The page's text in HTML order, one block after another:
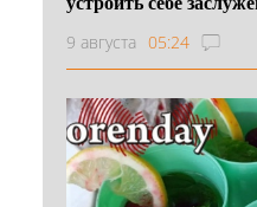
9 августа 05:24